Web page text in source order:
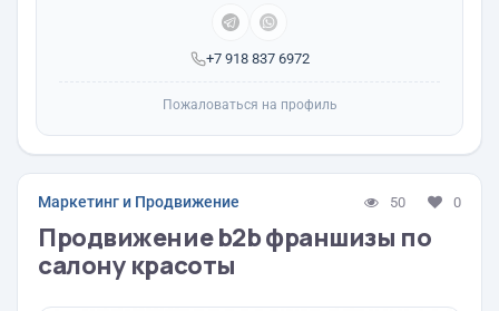
+7 918 837 6972
Пожаловаться на профиль
Маркетинг и Продвижение 50 0
Продвижение b2b франшизы по
салону красоты